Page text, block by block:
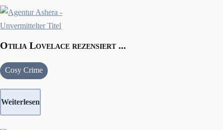
Otilia Lovelace rezensiert ...
Cosy Crime
Weiterlesen